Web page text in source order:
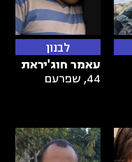
לבנון
עאמר חוג'יראת
44
, שפרעם